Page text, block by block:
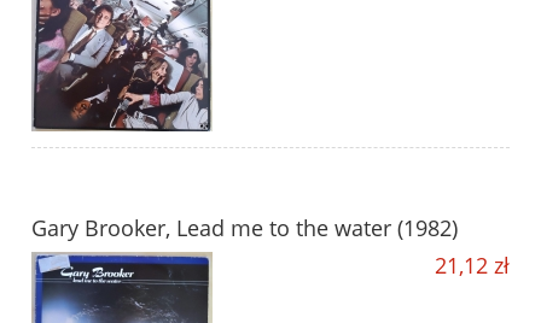
Gary Brooker, Lead me to the water (1982)
21,12 zł